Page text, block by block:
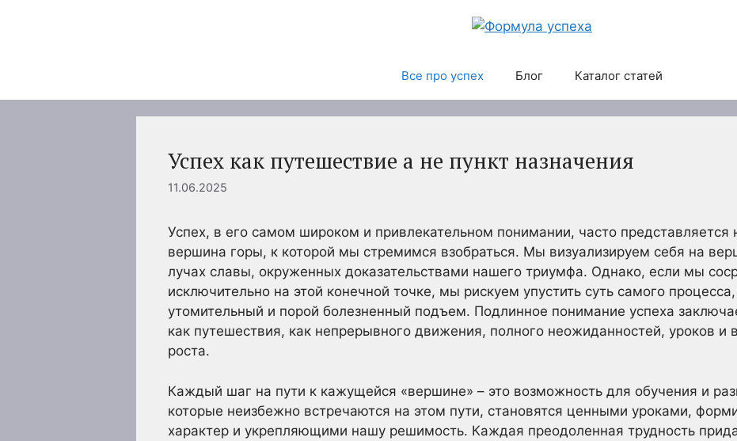
Все про успех Блог Каталог статей
Успех как путешествие а не пункт назначения
11.06.2025
Успех, в его самом широком и привлекательном понимании, часто
вершина горы, к которой мы стремимся взобраться. Мы визуализируем себя на
лучах славы, окруженных доказательствами нашего триумфа. Однако, если мы
исключительно на этой конечной точке, мы рискуем упустить суть самого
утомительный и порой болезненный подъем. Подлинное понимание успеха
как путешествия, как непрерывного движения, полного неожиданностей, уроков и
роста.
Каждый шаг на пути к кажущейся «вершине» – это возможность для обучения и
которые неизбежно встречаются на этом пути, становятся ценными уроками,
характер и укрепляющими нашу решимость. Каждая преодоленная трудность